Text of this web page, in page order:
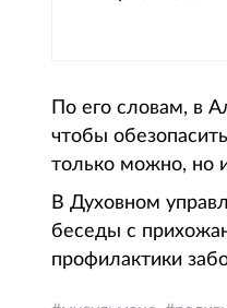
По его словам, в
чтобы
только можно, но
В Духовном
беседы с
профилактики